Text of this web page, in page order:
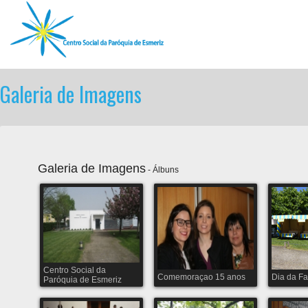
Galeria de Imagens
Galeria de Imagens - Álbuns
Centro Social da
Paróquia de Esmeriz
Comemoraçao 15 anos Dia da